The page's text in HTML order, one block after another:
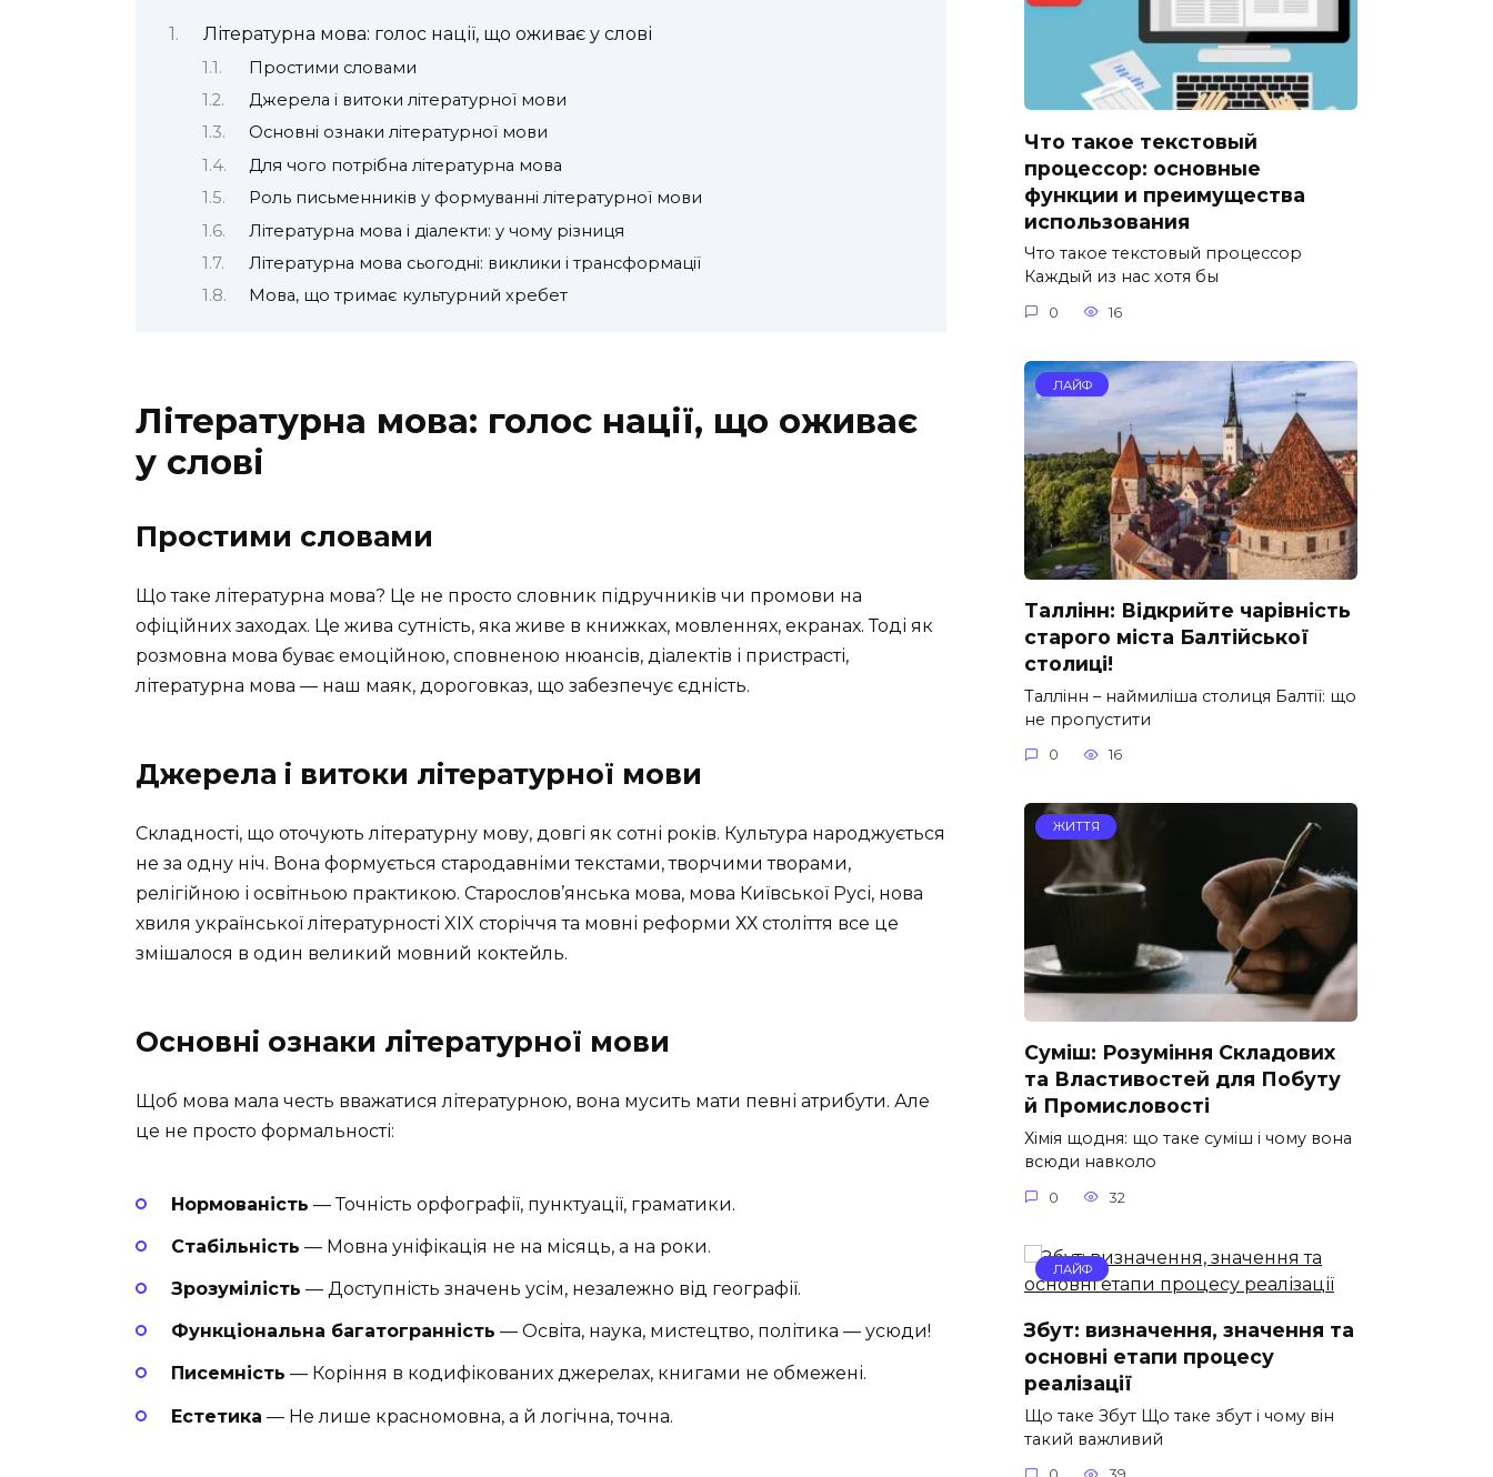
Літературна мова: голос нації, що оживає у слові
Простими словами
Джерела і витоки літературної мови
Основні ознаки літературної мови
Для чого потрібна літературна мова
Роль письменників у формуванні літературної мови
Літературна мова і діалекти: у чому різниця
Літературна мова сьогодні: виклики і трансформації
Мова, що тримає культурний хребет
Літературна мова: голос нації, що оживає
у слові
Простими словами
Що таке літературна мова? Це не просто словник підручників чи промови на
офіційних заходах. Це жива сутність, яка живе в книжках, мовленнях, екранах. Тоді як
розмовна мова буває емоційною, сповненою нюансів, діалектів і пристрасті,
літературна мова — наш маяк, дороговказ, що забезпечує єдність.
Джерела і витоки літературної мови
Складності, що оточують літературну мову, довгі як сотні років. Культура народжується
не за одну ніч. Вона формується стародавніми текстами, творчими творами,
релігійною і освітньою практикою. Старослов’янська мова, мова Київської Русі, нова
хвиля української літературності XIX сторіччя та мовні реформи ХХ століття все це
змішалося в один великий мовний коктейль.
Основні ознаки літературної мови
Щоб мова мала честь вважатися літературною, вона мусить мати певні атрибути. Але
це не просто формальності:
Нормованість — Точність орфографії, пунктуації, граматики.
Стабільність — Мовна уніфікація не на місяць, а на роки.
Зрозумілість — Доступність значень усім, незалежно від географії.
Функціональна багатогранність — Освіта, наука, мистецтво, політика — усюди!
Писемність — Коріння в кодифікованих джерелах, книгами не обмежені.
Естетика — Не лише красномовна, а й логічна, точна.
Что такое текстовый
процессор: основные
функции и преимущества
использования
Что такое текстовый процессор
Каждый из нас хотя бы
0 16
ЛАЙФ
Таллінн: Відкрийте чарівність
старого міста Балтійської
столиці!
Таллінн – наймиліша столиця Балтії: що
не пропустити
0 16
ЖИТТЯ
Суміш: Розуміння Складових
та Властивостей для Побуту
й Промисловості
Хімія щодня: що таке суміш і чому вона
всюди навколо
0 32
ЛАЙФ
Збут: визначення, значення та
основні етапи процесу
реалізації
Що таке Збут Що таке збут і чому він
такий важливий